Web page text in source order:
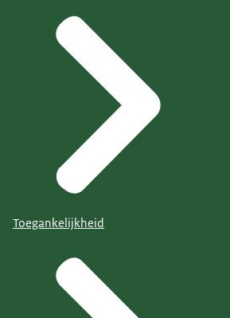
Toegankelijkheid